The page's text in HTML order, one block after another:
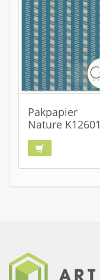
Pakpapier
Nature K12601